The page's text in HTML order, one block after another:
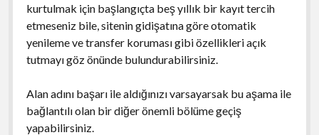
kurtulmak için başlangıçta beş yıllık bir kayıt tercih
etmeseniz bile, sitenin gidişatına göre otomatik
yenileme ve transfer koruması gibi özellikleri açık
tutmayı göz önünde bulundurabilirsiniz.
Alan adını başarı ile aldığınızı varsayarsak bu aşama ile
bağlantılı olan bir diğer önemli bölüme geçiş
yapabilirsiniz.